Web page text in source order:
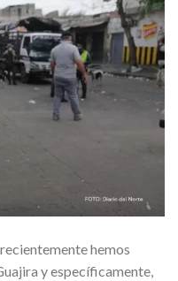
hemos
y específicamente,